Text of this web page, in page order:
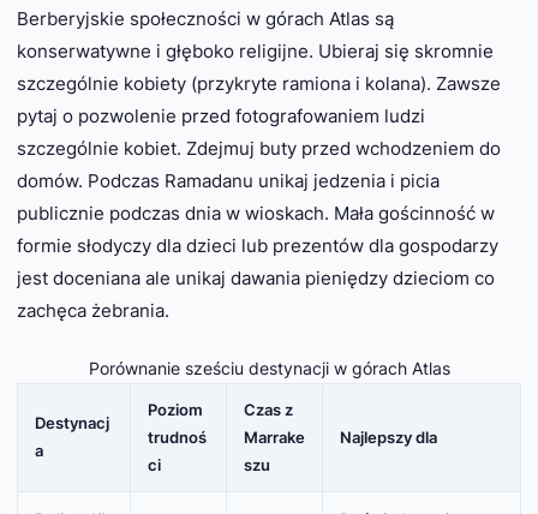
Berberyjskie społeczności w górach Atlas są
konserwatywne i głęboko religijne. Ubieraj się skromnie
szczególnie kobiety (przykryte ramiona i kolana). Zawsze
pytaj o pozwolenie przed fotografowaniem ludzi
szczególnie kobiet. Zdejmuj buty przed wchodzeniem do
domów. Podczas Ramadanu unikaj jedzenia i picia
publicznie podczas dnia w wioskach. Mała gościnność w
formie słodyczy dla dzieci lub prezentów dla gospodarzy
jest doceniana ale unikaj dawania pieniędzy dzieciom co
zachęca żebrania.
Porównanie sześciu destynacji w górach Atlas
Destynacj
a
Poziom
trudnoś
ci
Czas z
Marrake
szu
Najlepszy dla